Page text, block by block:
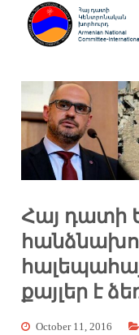
Հայ դատի
քայլեր է
October 11, 2016